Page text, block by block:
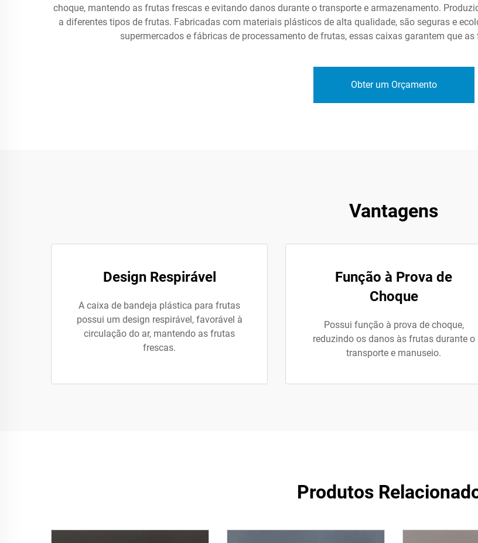
choque, mantendo as frutas frescas e evitando danos durante o transporte e armazenamento.
a diferentes tipos de frutas. Fabricadas com materiais plásticos de alta qualidade, são seguras e
supermercados e fábricas de processamento de frutas, essas caixas garantem que
Obter um Orçamento
Vantagens
Design Respirável
A caixa de bandeja plástica para frutas
possui um design respirável, favorável à
circulação do ar, mantendo as frutas
frescas.
Função à Prova de
Choque
Possui função à prova de choque,
reduzindo os danos às frutas durante o
transporte e manuseio.
Produtos